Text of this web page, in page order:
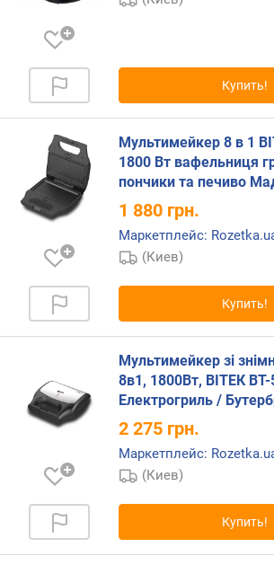
а
в
о
и
з
д
е
л
и
с
п
е
й
б
Купить!
Мультимейкер 8 в 1
1800 Вт вафельниця
пончики та печиво
1 880 грн.
Маркетплейс:
(Киев)
Купить!
Мультимейкер зі
8в1, 1800Вт, ВІТЕК
Електрогриль /
2 275 грн.
Маркетплейс:
(Киев)
Купить!